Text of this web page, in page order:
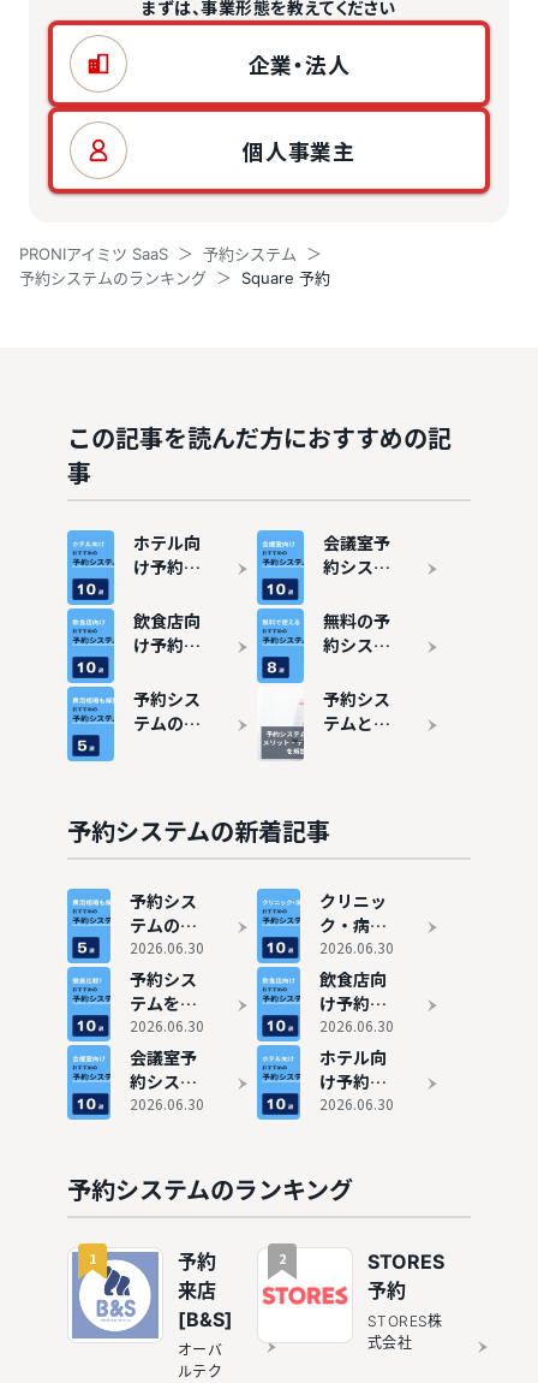
まずは、事業形態を教えてください
企業・法人
個人事業主
PRONIアイミツ SaaS
予約システム
予約システムのランキング
Square 予約
この記事を読んだ方におすすめの記
事
ホテル向
け予約シ
すすめ10
選
会議室予
約システ
め10選
飲食店向
け予約シ
すすめ10
選
無料の予
約システ
め8選！
予約管理
予約シス
テムの費
いおすす
め5選も
紹介
予約シス
テムと
を解説
予約システムの新着記事
予約シス
テムの費
用相場
は？料金
比較で安
いおすす
め5選も
紹介
2026.06.30
クリニッ
ク・病院
におすす
めの予約
システム
10選
2026.06.30
予約シス
テムを徹
底比較！
最新のお
すすめ10
選
2026.06.30
飲食店向
け予約シ
ステムお
すすめ10
選
2026.06.30
会議室予
約システ
ムおすす
2026.06.30
ホテル向
け予約シ
ステムお
2026.06.30
予約システムのランキング
1
予約
来店
[B&S]
オーバ
ルテク
2
STORES
予約
STORES株
式会社